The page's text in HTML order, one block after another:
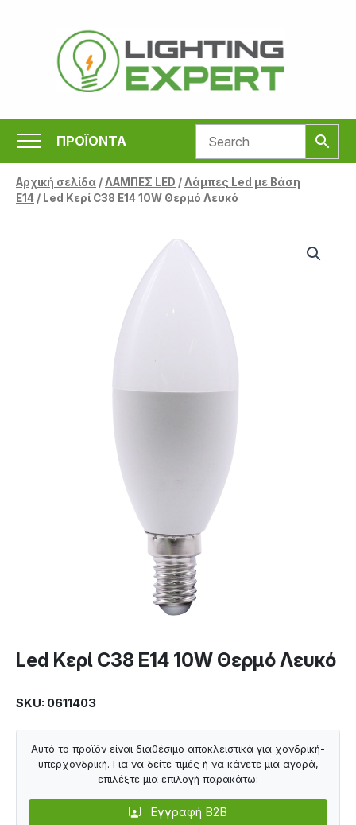
περιεχόμενο
ΠΡΟΪΟΝΤΑ
Αρχική σελίδα/ΛΑΜΠΕΣ LED /Λάμπες Led με Βάση
Ε14/ Led Κερί C38 E14 10W Θερμό Λευκό
Led Κερί C38 E14 10W Θερμό Λευκό
SKU: 0611403
Αυτό το προϊόν είναι διαθέσιμο αποκλειστικά για χονδρική-
υπερχονδρική. Για να δείτε τιμές ή να κάνετε μια αγορά,
επιλέξτε μια επιλογή παρακάτω:
Εγγραφή B2B